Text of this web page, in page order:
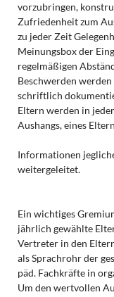
vorzubringen,
Zufriedenheit zum
zu jeder Zeit
Meinungsbox der
regelmäßigen
Beschwerden
schriftlich
Eltern werden in
Aushangs, eines
Informationen
weitergeleitet.
Ein wichtiges
jährlich gewählte
Vertreter in den
als Sprachrohr der
päd. Fachkräfte in
Um den wertvollen